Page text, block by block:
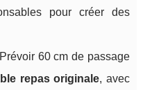
pour créer des
60 cm de passage
repas originale, avec